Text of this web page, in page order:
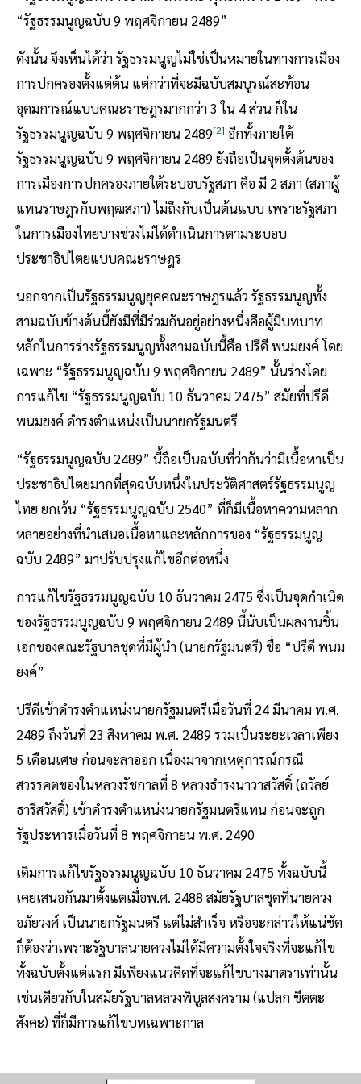
“รัฐธรรมนูญฉบับ 9 พฤศจิกายน 2489”
ดังนั้น จึงเห็นได้ว่า รัฐธรรมนูญไม่ใช่เป็นหมายในทางการเมือง
การปกครองตั้งแต่ต้น แต่กว่าที่จะมีฉบับสมบูรณ์สะท้อน
อุดมการณ์แบบคณะราษฎรมากกว่า 3 ใน 4 ส่วน ก็ใน
รัฐธรรมนูญฉบับ 9 พฤศจิกายน 2489[2] อีกทั้งภายใต้
รัฐธรรมนูญฉบับ 9 พฤศจิกายน 2489 ยังถือเป็นจุดตั้งต้นของ
การเมืองการปกครองภายใต้ระบอบรัฐสภา คือ มี 2 สภา (สภาผู้
แทนราษฎรกับพฤฒสภา) ไม่ถึงกับเป็นต้นแบบ เพราะรัฐสภา
ในการเมืองไทยบางช่วงไม่ได้ดำเนินการตามระบอบ
ประชาธิปไตยแบบคณะราษฎร
นอกจากเป็นรัฐธรรมนูญยุคคณะราษฎรแล้ว รัฐธรรมนูญทั้ง
สามฉบับข้างต้นนี้ยังมีที่มีร่วมกันอยู่อย่างหนึ่งคือผู้มีบทบาท
หลักในการร่างรัฐธรรมนูญทั้งสามฉบับนี้คือ ปรีดี พนมยงค์ โดย
เฉพาะ “รัฐธรรมนูญฉบับ 9 พฤศจิกายน 2489” นั้นร่างโดย
การแก้ไข “รัฐธรรมนูญฉบับ 10 ธันวาคม 2475” สมัยที่ปรีดี
พนมยงค์ ดำรงตำแหน่งเป็นนายกรัฐมนตรี
“รัฐธรรมนูญฉบับ 2489” นี้ถือเป็นฉบับที่ว่ากันว่ามีเนื้อหาเป็น
ประชาธิปไตยมากที่สุดฉบับหนึ่งในประวัติศาสตร์รัฐธรรมนูญ
ไทย ยกเว้น “รัฐธรรมนูญฉบับ 2540” ที่ก็มีเนื้อหาความหลาก
หลายอย่างที่นำเสนอเนื้อหาและหลักการของ “รัฐธรรมนูญ
ฉบับ 2489” มาปรับปรุงแก้ไขอีกต่อหนึ่ง
การแก้ไขรัฐธรรมนูญฉบับ 10 ธันวาคม 2475 ซึ่งเป็นจุดกำเนิด
ของรัฐธรรมนูญฉบับ 9 พฤศจิกายน 2489 นี้นับเป็นผลงานชิ้น
เอกของคณะรัฐบาลชุดที่มีผู้นำ (นายกรัฐมนตรี) ชื่อ “ปรีดี พนม
ยงค์”
ปรีดีเข้าดำรงตำแหน่งนายกรัฐมนตรีเมื่อวันที่ 24 มีนาคม พ.ศ.
2489 ถึงวันที่ 23 สิงหาคม พ.ศ. 2489 รวมเป็นระยะเวลาเพียง
5 เดือนเศษ ก่อนจะลาออก เนื่องมาจากเหตุการณ์กรณี
สวรรคตของในหลวงรัชกาลที่ 8 หลวงธำรงนาวาสวัสดิ์ (ถวัลย์
ธารีสวัสดิ์) เข้าดำรงตำแหน่งนายกรัฐมนตรีแทน ก่อนจะถูก
รัฐประหารเมื่อวันที่ 8 พฤศจิกายน พ.ศ. 2490
เดิมการแก้ไขรัฐธรรมนูญฉบับ 10 ธันวาคม 2475 ทั้งฉบับนี้
เคยเสนอกันมาตั้งแตเมื่อพ.ศ. 2488 สมัยรัฐบาลชุดที่นายควง
อภัยวงศ์ เป็นนายกรัฐมนตรี แต่ไม่สำเร็จ หรือจะกล่าวให้แน่ชัด
ก็ต้องว่าเพราะรัฐบาลนายควงไม่ได้มีความตั้งใจจริงที่จะแก้ไข
ทั้งฉบับตั้งแต่แรก มีเพียงแนวคิดที่จะแก้ไขบางมาตราเท่านั้น
เช่นเดียวกับในสมัยรัฐบาลหลวงพิบูลสงคราม (แปลก ขีตตะ
สังคะ) ที่ก็มีการแก้ไขบทเฉพาะกาล